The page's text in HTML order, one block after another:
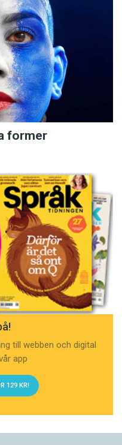
former
till webben och digital
app
129 KR!